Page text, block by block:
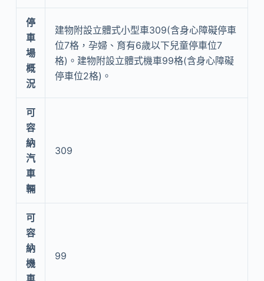
停
車
場
概
況
建物附設立體式小型車309(含身心障礙停車
位7格，孕婦、育有6歲以下兒童停車位7
格)。建物附設立體式機車99格(含身心障礙
停車位2格)。
可
容
納
汽
車
輛
309
可
容
納
機
車
99